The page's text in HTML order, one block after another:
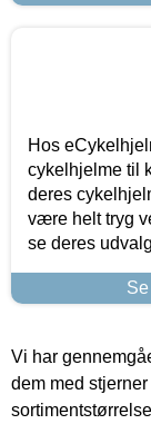
Hos
cykelhjelme til
deres
være helt tryg
se deres
Vi har
dem med